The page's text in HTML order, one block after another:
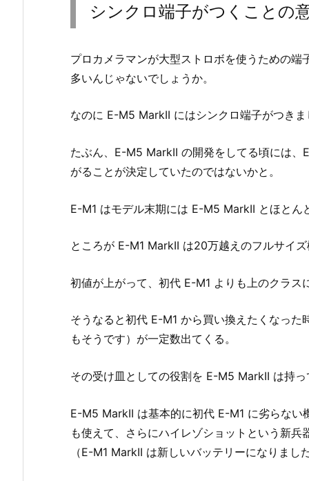
シンクロ端子がつくことの
プロカメラマンが大型ストロボを使うための
多いんじゃないでしょうか。
なのに E-M5 MarkII にはシンクロ端子がつきま
たぶん、E-M5 MarkII の開発をしてる頃には
がることが決定していたのではないかと。
E-M1 はモデル末期には E-M5 MarkII とほとん
ところが E-M1 MarkII は20万越えのフルサイ
初値が上がって、初代 E-M1 よりも上のクラス
そうなると初代 E-M1 から買い換えたくなっ
もそうです）が一定数出てくる。
その受け皿としての役割を E-M5 MarkII は持
E-M5 MarkII は基本的に初代 E-M1 に劣らな
も使えて、さらにハイレゾショットという新
（E-M1 MarkII は新しいバッテリーになりまし